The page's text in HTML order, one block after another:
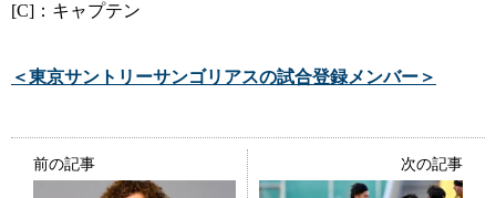
[C]：キャプテン
＜東京サントリーサンゴリアスの試合登録メンバー＞
前の記事 次の記事